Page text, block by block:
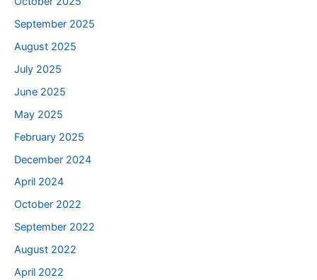
September 2025
August 2025
July 2025
June 2025
May 2025
February 2025
December 2024
April 2024
October 2022
September 2022
August 2022
April 2022